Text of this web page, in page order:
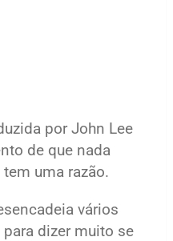
por John Lee
de que nada
uma razão.
vários
dizer muito se